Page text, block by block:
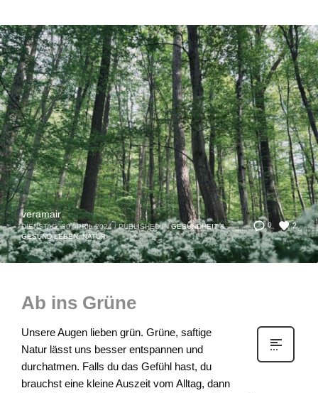
0 2
veramair
DIENSTAG, 30 APRIL 2024 / PUBLISHED IN GESUNDHEIT &
GESUND LEBEN,NATUR
Ab ins Grüne
Unsere Augen lieben grün. Grüne, saftige
Natur lässt uns besser entspannen und
durchatmen. Falls du das Gefühl hast, du
brauchst eine kleine Auszeit vom Alltag, dann